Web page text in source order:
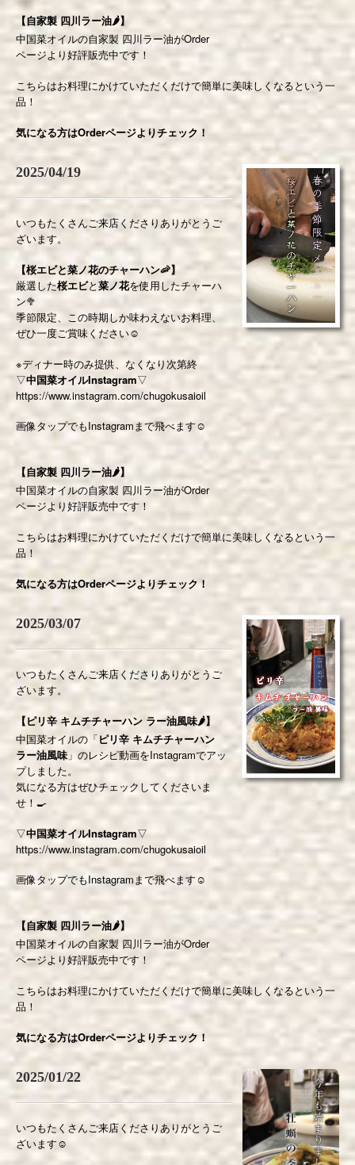
【自家製 四川ラー油🌶】
中国菜オイルの自家製 四川ラー油がOrder
ページより好評販売中です！
こちらはお料理にかけていただくだけで簡単に美味しくなるという一
品！
気になる方はOrderページよりチェック！
2025/04/19
いつもたくさんご来店くださりありがとうご
ざいます。
【桜エビと菜ノ花のチャーハン🦐】
厳選した桜エビと菜ノ花を使用したチャーハ
ン🥦
季節限定、この時期しか味わえないお料理、
ぜひ一度ご賞味ください☺️
※ディナー時のみ提供、なくなり次第終
▽中国菜オイルInstagram▽
https://www.instagram.com/chugokusaioil
画像タップでもInstagramまで飛べます☺️
【自家製 四川ラー油🌶】
中国菜オイルの自家製 四川ラー油がOrder
ページより好評販売中です！
こちらはお料理にかけていただくだけで簡単に美味しくなるという一
品！
気になる方はOrderページよりチェック！
2025/03/07
いつもたくさんご来店くださりありがとうご
ざいます。
【ピリ辛 キムチチャーハン ラー油風味🌶】
中国菜オイルの「ピリ辛 キムチチャーハン
ラー油風味 」のレシピ動画をInstagramでアッ
プしました。
気になる方はぜひチェックしてくださいま
せ！🍳
▽中国菜オイルInstagram▽
https://www.instagram.com/chugokusaioil
画像タップでもInstagramまで飛べます☺️
【自家製 四川ラー油🌶】
中国菜オイルの自家製 四川ラー油がOrder
ページより好評販売中です！
こちらはお料理にかけていただくだけで簡単に美味しくなるという一
品！
気になる方はOrderページよりチェック！
2025/01/22
いつもたくさんご来店くださりありがとうご
ざいます☺️